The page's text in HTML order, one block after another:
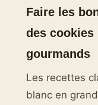
Faire les
des
gourmands
Les recettes
blanc en